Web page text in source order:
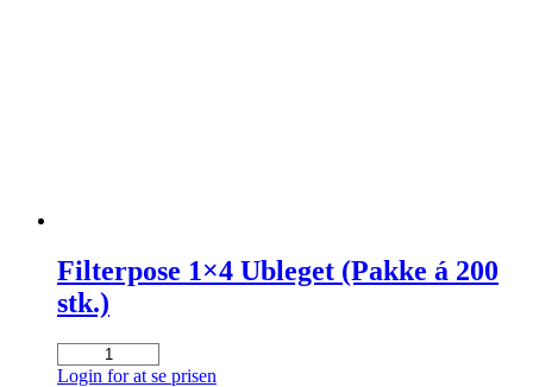
Filterpose 1×4 Ubleget (Pakke á 200
stk.)
Filterpose
1x4
Login for at se prisen